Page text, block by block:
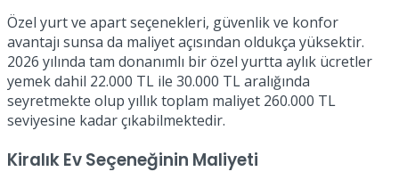
Özel yurt ve apart seçenekleri, güvenlik ve konfor
avantajı sunsa da maliyet açısından oldukça yüksektir.
2026 yılında tam donanımlı bir özel yurtta aylık ücretler
yemek dahil 22.000 TL ile 30.000 TL aralığında
seyretmekte olup yıllık toplam maliyet 260.000 TL
seviyesine kadar çıkabilmektedir.
Kiralık Ev Seçeneğinin Maliyeti